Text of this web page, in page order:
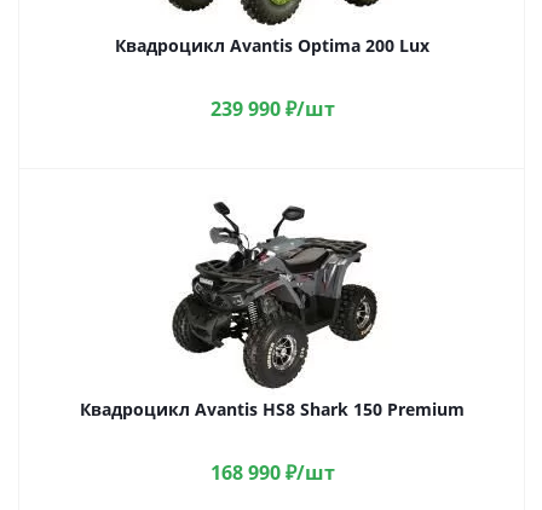
Квадроцикл Avantis Optima 200 Lux
239 990₽/шт
Квадроцикл Avantis HS8 Shark 150 Premium
168 990₽/шт